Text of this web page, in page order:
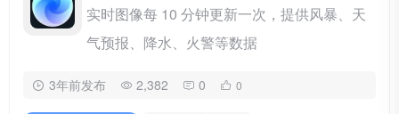
实时图像每 10 分钟更新一次，提供风暴、天
气预报、降水、火警等数据
3年前发布 2,382 0 0